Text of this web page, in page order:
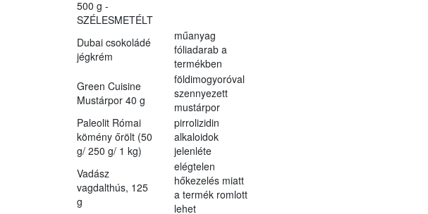
500 g -
SZÉLESMETÉLT
Dubai csokoládé
jégkrém
műanyag
fóliadarab a
termékben
Green Cuisine
Mustárpor 40 g
földimogyoróval
szennyezett
mustárpor
Paleolit Római
kömény őrölt (50
g/ 250 g/ 1 kg)
pirrolizidin
alkaloidok
jelenléte
Vadász
vagdalthús, 125
g
elégtelen
hőkezelés miatt
a termék romlott
lehet